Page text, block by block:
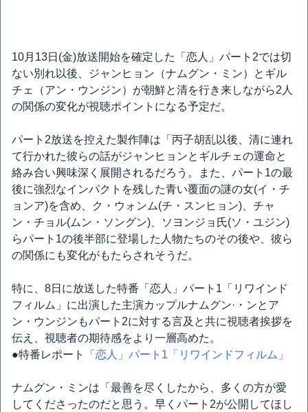
10月13日(金)放送開始を確定した「恋人」パート2では切
ない別れ以後、ジャンヒョン（ナムグン・ミン）とギル
チェ（アン・ウンジン）が朝鮮と清を行き来しながら2人
の関係の変化が視聴ポイントになる予定だ。
パート2放送を控えた製作陣は「丙子胡乱以後、清に連れ
て行かれた彼らの話がジャンヒョンとギルチェの運命と
絡み合い興味深く展開されるだろう。また、パート1の最
後に強烈なインパクトを残した青い覆面の謎の女(イ・チ
ョンア)を含め、ク・ウォンム(チ・スンヒョン)、チャ
ン・チョル(ムン・ソングン)、ソヨンジョ氏(ソ・ユジン)
らパート1の後半部に登場した人物たちのその後や、彼ら
の関係にも変化がもたらされそうだ。
特に、8日に放送した特番「恋人」パート1「リワインド
フィルム」に出演した主演カップルナムグン·・ンとア
ン・ウンジンもパート2に対する言及と共に視聴者挨拶を
伝え、視聴者の期待感をより一層高めた。
●特番レポート
「恋人」パート1「リワインドフィルム」
ナムグン・ミンは「最善を尽くしたから、多くの方が愛
してくださったのだと思う。早くパート2が公開してほし